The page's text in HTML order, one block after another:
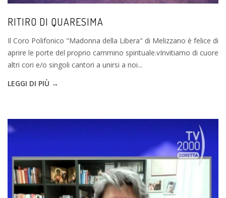
RITIRO DI QUARESIMA
Il Coro Polifonico "Madonna della Libera" di Melizzano è felice di
aprire le porte del proprio cammino spirituale.vInvitiamo di cuore
altri cori e/o singoli cantori a unirsi a noi...
LEGGI DI PIÙ →